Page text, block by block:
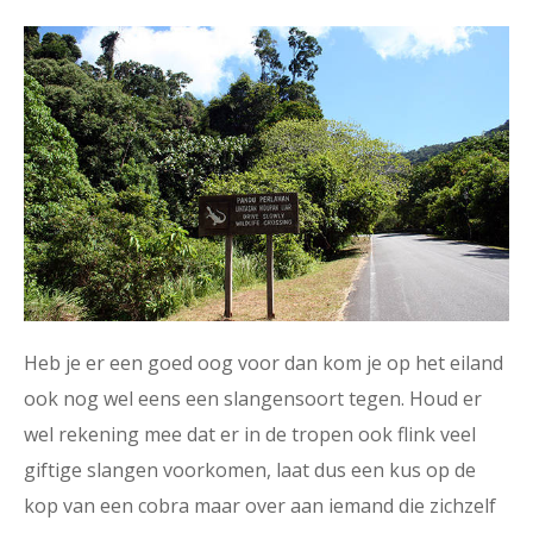
Heb je er een goed oog voor dan kom je op het eiland
ook nog wel eens een slangensoort tegen. Houd er
wel rekening mee dat er in de tropen ook flink veel
giftige slangen voorkomen, laat dus een kus op de
kop van een cobra maar over aan iemand die zichzelf